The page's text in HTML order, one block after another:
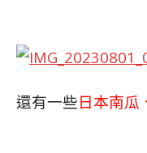
還有一些日本南瓜